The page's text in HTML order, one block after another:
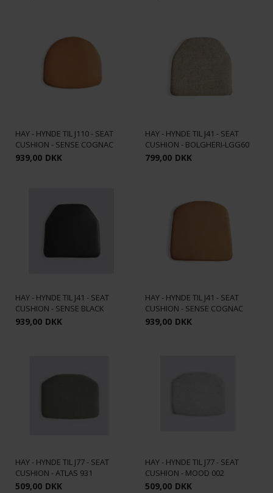
HAY - HYNDE TIL J110 - SEAT
CUSHION - SENSE COGNAC
939,00 DKK
HAY - HYNDE TIL J41 - SEAT
CUSHION - BOLGHERI-LGG60
799,00 DKK
HAY - HYNDE TIL J41 - SEAT
CUSHION - SENSE BLACK
939,00 DKK
HAY - HYNDE TIL J41 - SEAT
CUSHION - SENSE COGNAC
939,00 DKK
HAY - HYNDE TIL J77 - SEAT
CUSHION - ATLAS 931
509,00 DKK
HAY - HYNDE TIL J77 - SEAT
CUSHION - MOOD 002
509,00 DKK